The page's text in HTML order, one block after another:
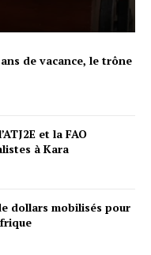
de vacance, le trône
et la FAO
à Kara
dollars mobilisés pour